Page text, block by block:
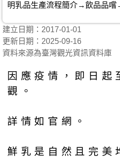
明乳品生產流程簡介→飲品品嚐
建立日期：2017-01-01
更新日期：2025-09-16
資料來源為臺灣觀光資訊資料庫
因應疫情，即日起
觀。
詳情如官網。
鮮乳是自然且完美